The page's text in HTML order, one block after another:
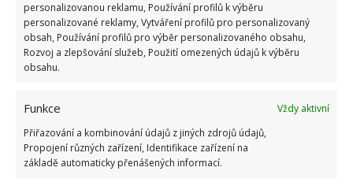
personalizovanou reklamu, Používání profilů k výběru
personalizované reklamy, Vytváření profilů pro personalizovaný
obsah, Používání profilů pro výběr personalizovaného obsahu,
Rozvoj a zlepšování služeb, Použití omezených údajů k výběru
obsahu.
Funkce
Vždy aktivní
Přiřazování a kombinování údajů z jiných zdrojů údajů,
Propojení různých zařízení, Identifikace zařízení na
základě automaticky přenášených informací.
alespoň občas, není potřeba dalších detergentů.
Ocet tento úkol zvládne.